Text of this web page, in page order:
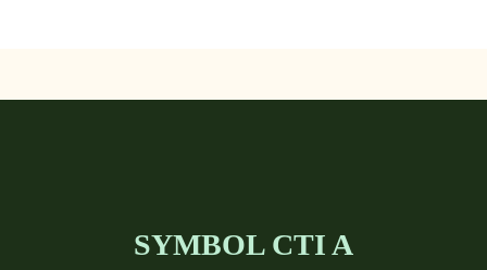
SYMBOL CTI A